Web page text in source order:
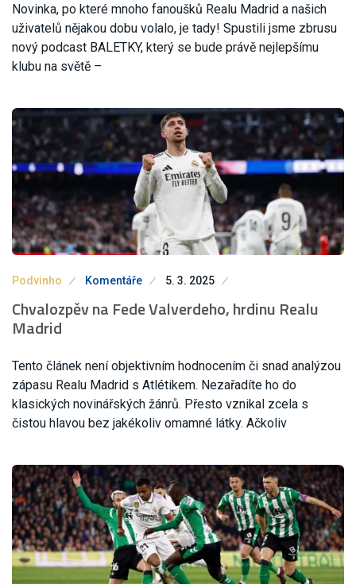
Novinka, po které mnoho fanoušků Realu Madrid a našich
uživatelů nějakou dobu volalo, je tady! Spustili jsme zbrusu
nový podcast BALETKY, který se bude právě nejlepšímu
klubu na světě –
Podvinho Komentáře 5. 3. 2025
Chvalozpěv na Fede Valverdeho, hrdinu Realu
Madrid
Tento článek není objektivním hodnocením či snad analýzou
zápasu Realu Madrid s Atlétikem. Nezařadíte ho do
klasických novinářských žánrů. Přesto vznikal zcela s
čistou hlavou bez jakékoliv omamné látky. Ačkoliv